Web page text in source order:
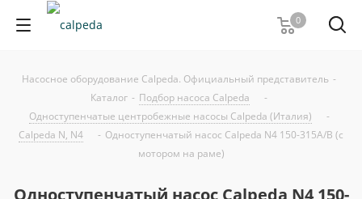
0
Насосное оборудование Calpeda. Официальный представитель -
Каталог - Подбор насоса Calpeda
-
Одноступенчатые центробежные насосы Calpeda (Италия)
-
Calpeda N, N4
- Одноступенчатый насос Calpeda N4 150-315A/B (с
мотором на раме)
Одноступенчатый насос Calpeda N4 150-